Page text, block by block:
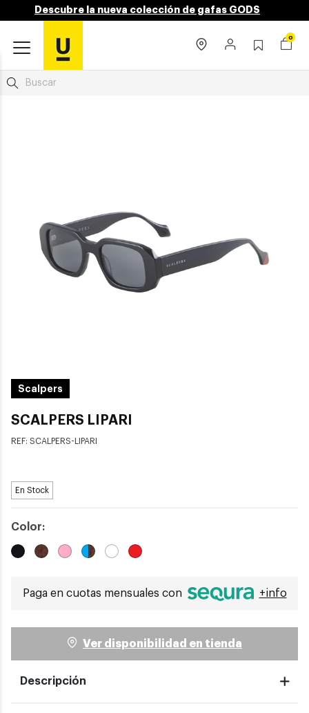
Descubre la nueva colección de gafas GODS
0
Scalpers
SCALPERS LIPARI
REF: SCALPERS-LIPARI
En Stock
Color:
Paga en cuotas mensuales con +info
Ver disponibilidad en tienda
Descripción